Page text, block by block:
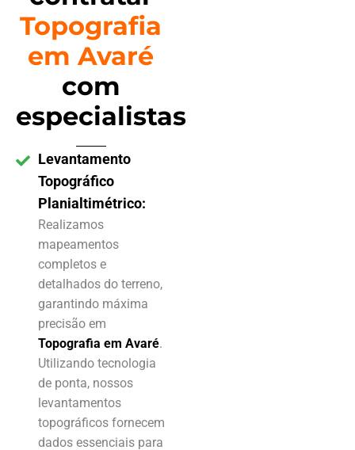
Topografia
em Avaré
com
especialistas
Levantamento
Topográfico
Planialtimétrico:
Realizamos
mapeamentos
completos e
detalhados do terreno,
garantindo máxima
precisão em
Topografia em Avaré.
Utilizando tecnologia
de ponta, nossos
levantamentos
topográficos fornecem
dados essenciais para